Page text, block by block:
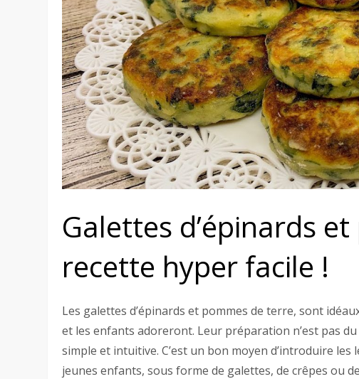
Galettes d’épinards
recette hyper facile !
Les galettes d’épinards et pommes de terre, sont
et les enfants adoreront. Leur préparation n’est pas
simple et intuitive. C’est un bon moyen d’introduire
jeunes enfants, sous forme de galettes, de crêpes ou